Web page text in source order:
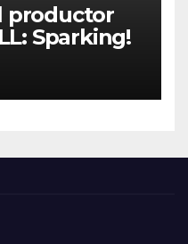
productor
Sparking!
Limit-